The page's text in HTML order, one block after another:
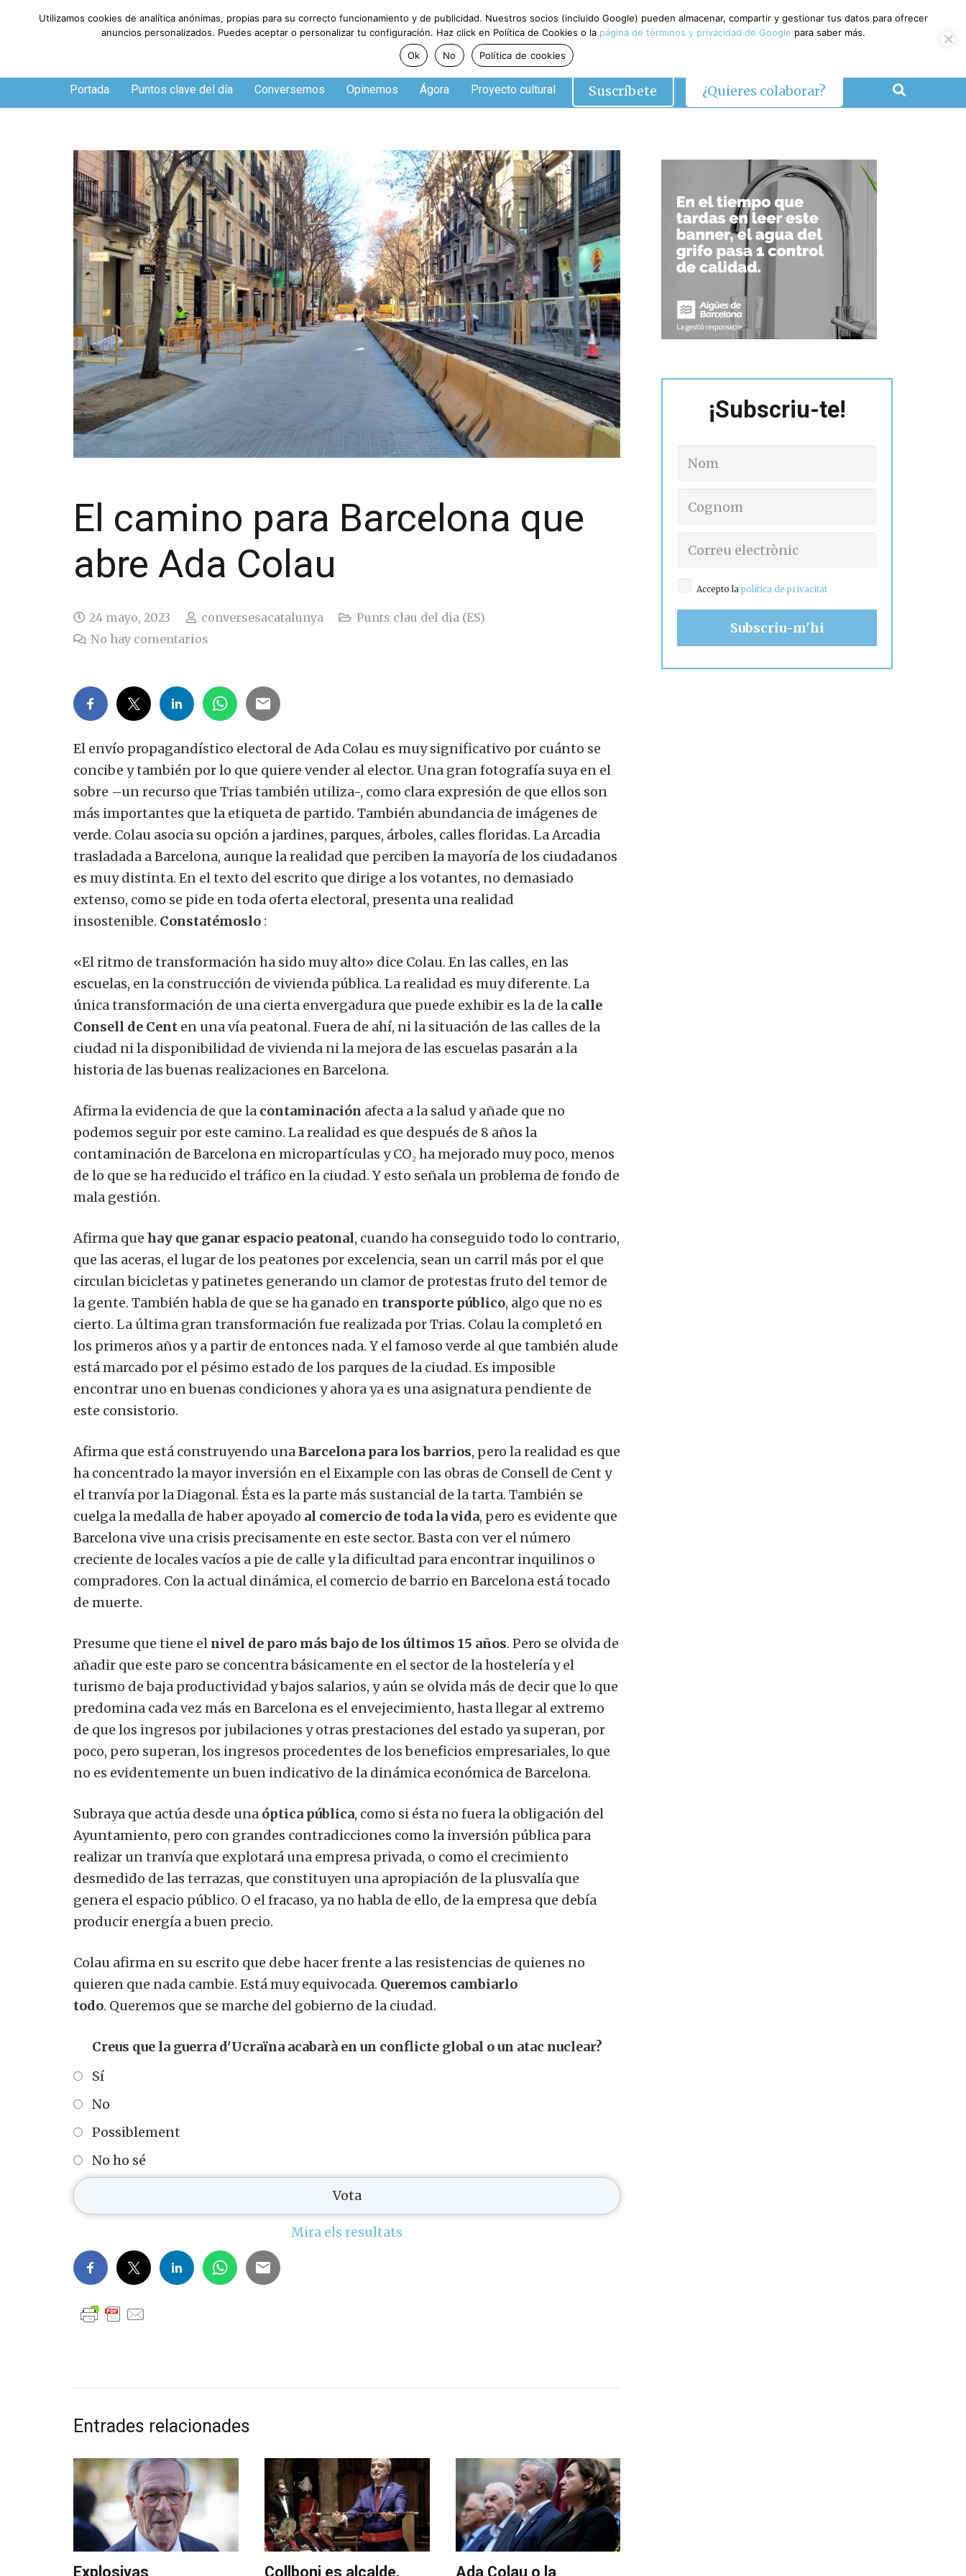
Viernes, 7 de agosto de 2026
Portada Puntos clave del día Conversemos Opinemos Ágora Proyecto cultural Suscríbete ¿Quieres colaborar?
El camino para Barcelona que
abre Ada Colau
24 mayo, 2023 conversesacatalunya
Punts clau del dia (ES)
No hay comentarios
El envío propagandístico electoral de Ada Colau es muy significativo por cuánto se
concibe y también por lo que quiere vender al elector. Una gran fotografía suya en el
sobre –un recurso que Trias también utiliza-, como clara expresión de que ellos son
más importantes que la etiqueta de partido. También abundancia de imágenes de
verde. Colau asocia su opción a jardines, parques, árboles, calles floridas. La Arcadia
trasladada a Barcelona, ​​aunque la realidad que perciben la mayoría de los ciudadanos
es muy distinta. En el texto del escrito que dirige a los votantes, no demasiado
extenso, como se pide en toda oferta electoral, presenta una realidad
insostenible. Constatémoslo :
«El ritmo de transformación ha sido muy alto» dice Colau. En las calles, en las
escuelas, en la construcción de vivienda pública. La realidad es muy diferente. La
única transformación de una cierta envergadura que puede exhibir es la de la calle
Consell de Cent en una vía peatonal. Fuera de ahí, ni la situación de las calles de la
ciudad ni la disponibilidad de vivienda ni la mejora de las escuelas pasarán a la
historia de las buenas realizaciones en Barcelona.
Afirma la evidencia de que la contaminación afecta a la salud y añade que no
podemos seguir por este camino. La realidad es que después de 8 años la
contaminación de Barcelona en micropartículas y CO₂ ha mejorado muy poco, menos
de lo que se ha reducido el tráfico en la ciudad. Y esto señala un problema de fondo de
mala gestión.
Afirma que hay que ganar espacio peatonal, cuando ha conseguido todo lo contrario,
que las aceras, el lugar de los peatones por excelencia, sean un carril más por el que
circulan bicicletas y patinetes generando un clamor de protestas fruto del temor de
la gente. También habla de que se ha ganado en transporte público, algo que no es
cierto. La última gran transformación fue realizada por Trias. Colau la completó en
los primeros años y a partir de entonces nada. Y el famoso verde al que también alude
está marcado por el pésimo estado de los parques de la ciudad. Es imposible
encontrar uno en buenas condiciones y ahora ya es una asignatura pendiente de
este consistorio.
Afirma que está construyendo una Barcelona para los barrios, pero la realidad es que
ha concentrado la mayor inversión en el Eixample con las obras de Consell de Cent y
el tranvía por la Diagonal. Ésta es la parte más sustancial de la tarta. También se
cuelga la medalla de haber apoyado al comercio de toda la vida, pero es evidente que
Barcelona vive una crisis precisamente en este sector. Basta con ver el número
creciente de locales vacíos a pie de calle y la dificultad para encontrar inquilinos o
compradores. Con la actual dinámica, el comercio de barrio en Barcelona está tocado
de muerte.
Presume que tiene el nivel de paro más bajo de los últimos 15 años. Pero se olvida de
añadir que este paro se concentra básicamente en el sector de la hostelería y el
turismo de baja productividad y bajos salarios, y aún se olvida más de decir que lo que
predomina cada vez más en Barcelona es el envejecimiento, hasta llegar al extremo
de que los ingresos por jubilaciones y otras prestaciones del estado ya superan, por
poco, pero superan, los ingresos procedentes de los beneficios empresariales, lo que
no es evidentemente un buen indicativo de la dinámica económica de Barcelona.
Subraya que actúa desde una óptica pública, como si ésta no fuera la obligación del
Ayuntamiento, pero con grandes contradicciones como la inversión pública para
realizar un tranvía que explotará una empresa privada, o como el crecimiento
desmedido de las terrazas, que constituyen una apropiación de la plusvalía que
genera el espacio público. O el fracaso, ya no habla de ello, de la empresa que debía
producir energía a buen precio.
Colau afirma en su escrito que debe hacer frente a las resistencias de quienes no
quieren que nada cambie. Está muy equivocada. Queremos cambiarlo
todo. Queremos que se marche del gobierno de la ciudad.
Creus que la guerra d'Ucraïna acabarà en un conflicte global o un atac nuclear?
Sí
No
Possiblement
No ho sé
Mira els resultats
Entrades relacionades
Explosivas Collboni es alcalde, Ada Colau o la
¡Subscriu-te!
Accepto lapolítica de privacitat
Utilizamos cookies de analítica anónimas, propias para su correcto funcionamiento y de publicidad. Nuestros socios (incluido Google) pueden almacenar, compartir y gestionar tus datos para ofrecer
anuncios personalizados. Puedes aceptar o personalizar tu configuración. Haz click en Política de Cookies o la página de términos y privacidad de Google para saber más.
Ok
No Política de cookies